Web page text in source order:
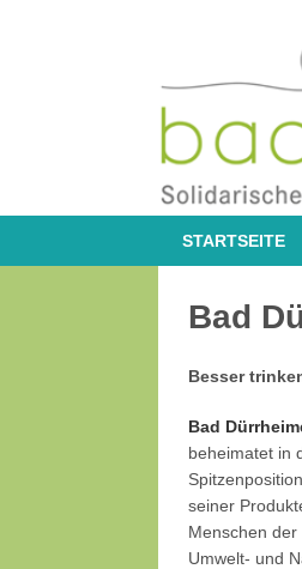
STARTSEITE
Bad
Besser
Bad
beheimatet in
seiner
Menschen
Umwelt- und